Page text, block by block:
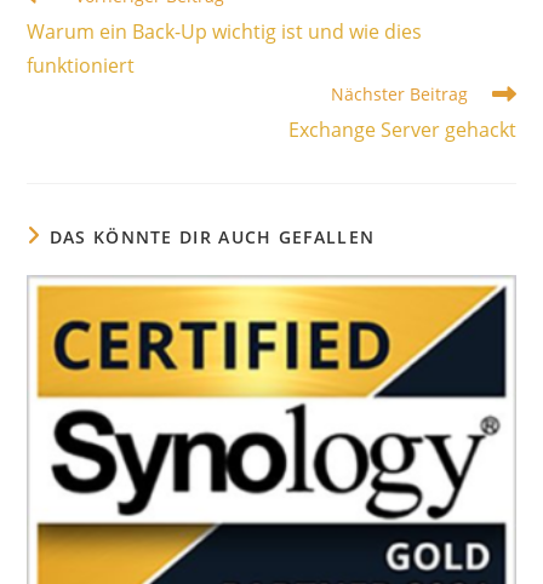
ansehen
Warum ein Back-Up wichtig ist und wie dies
funktioniert
Nächster Beitrag
Exchange Server gehackt
DAS KÖNNTE DIR AUCH GEFALLEN